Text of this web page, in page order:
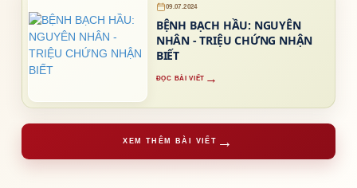
09.07.2024
BỆNH BẠCH HẦU: NGUYÊN
NHÂN - TRIỆU CHỨNG NHẬN
BIẾT
ĐỌC BÀI VIẾT →
XEM THÊM BÀI VIẾT →